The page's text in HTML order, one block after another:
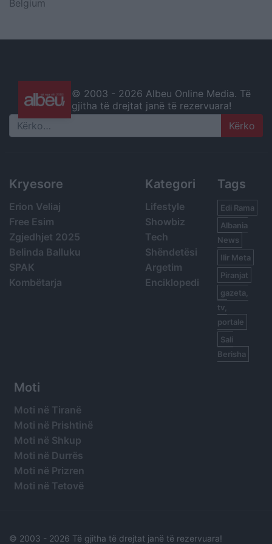
Belgium
© 2003 - 2026 Albeu Online Media. Të
gjitha të drejtat janë të rezervuara!
Search
Kryesore
Erion Veliaj
Free Esim
Zgjedhjet 2025
Belinda Balluku
SPAK
Kombëtarja
Kategori
Lifestyle
Showbiz
Tech
Shëndetësi
Argetim
Enciklopedi
Tags
Edi Rama
Albania
News
Ilir Meta
Piranjat
gazeta,
tv,
portale
Sali
Berisha
Moti
Moti në Tiranë
Moti në Prishtinë
Moti në Shkup
Moti në Durrës
Moti në Prizren
Moti në Tetovë
© 2003 - 2026 Të gjitha të drejtat janë të rezervuara!